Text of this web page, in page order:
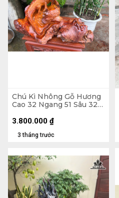
Chú Kì Nhông Gỗ Hương
Cao 32 Ngang 51 Sâu 32
3 tháng trước
3.800.000 ₫